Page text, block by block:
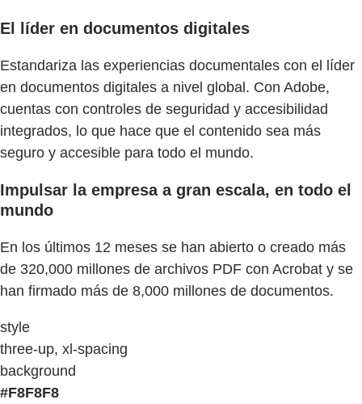
El líder en documentos digitales
Estandariza las experiencias documentales con el líder
en documentos digitales a nivel global. Con Adobe,
cuentas con controles de seguridad y accesibilidad
integrados, lo que hace que el contenido sea más
seguro y accesible para todo el mundo.
Impulsar la empresa a gran escala, en todo el
mundo
En los últimos 12 meses se han abierto o creado más
de 320,000 millones de archivos PDF con Acrobat y se
han firmado más de 8,000 millones de documentos.
style
three-up, xl-spacing
background
#F8F8F8